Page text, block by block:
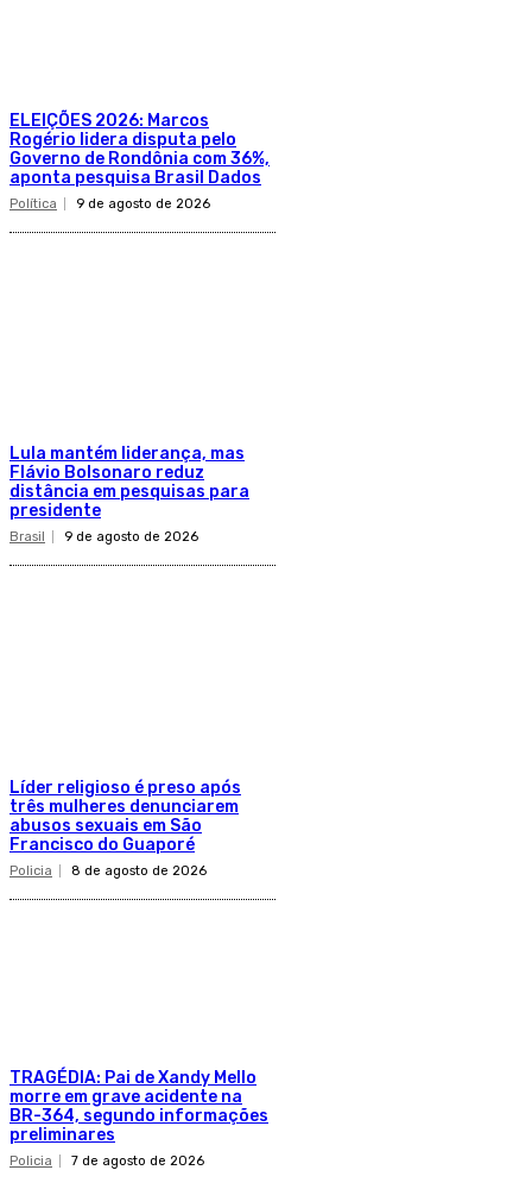
ELEIÇÕES 2026: Marcos
Rogério lidera disputa pelo
Governo de Rondônia com 36%,
aponta pesquisa Brasil Dados
Política 9 de agosto de 2026
Lula mantém liderança, mas
Flávio Bolsonaro reduz
distância em pesquisas para
presidente
Brasil 9 de agosto de 2026
Líder religioso é preso após
três mulheres denunciarem
abusos sexuais em São
Francisco do Guaporé
Policia 8 de agosto de 2026
TRAGÉDIA: Pai de Xandy Mello
morre em grave acidente na
BR-364, segundo informações
preliminares
Policia 7 de agosto de 2026